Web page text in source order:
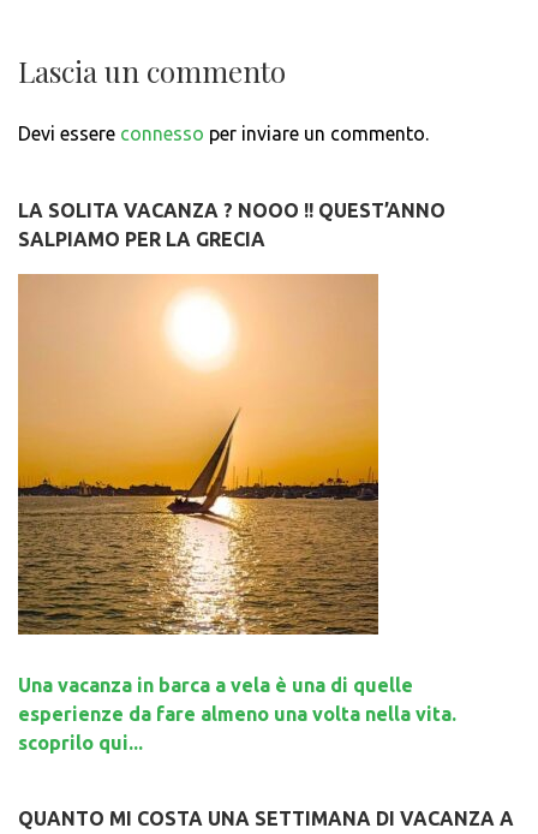
Lascia un commento
Devi essere connesso per inviare un commento.
LA SOLITA VACANZA ? NOOO !! QUEST’ANNO
SALPIAMO PER LA GRECIA
Una vacanza in barca a vela è una di quelle
esperienze da fare almeno una volta nella vita.
scoprilo qui...
QUANTO MI COSTA UNA SETTIMANA DI VACANZA A